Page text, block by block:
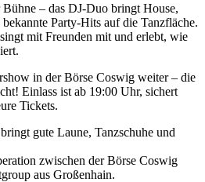
– das DJ-Duo bringt House,
Party-Hits auf die Tanzfläche.
mit Freunden mit und erlebt, wie
in der Börse Coswig weiter – die
Einlass ist ab 19:00 Uhr, sichert
Tickets.
gute Laune, Tanzschuhe und
zwischen der Börse Coswig
aus Großenhain.